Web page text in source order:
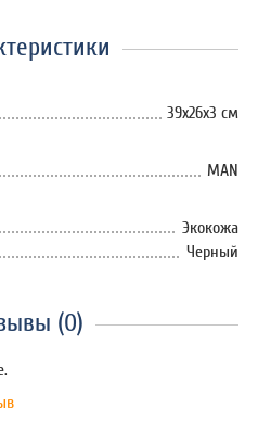
39x26х3 см
MAN
Экокожа
Черный
(0)